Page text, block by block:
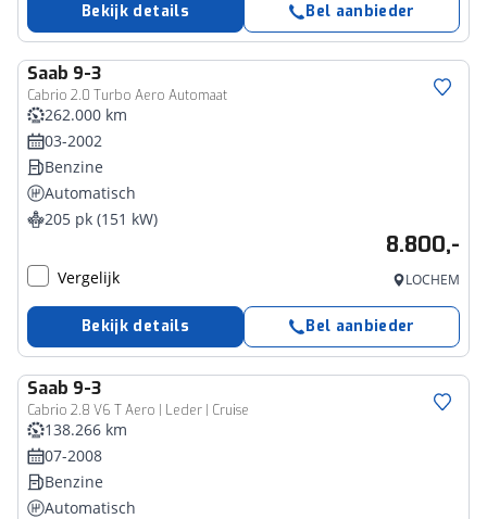
Bekijk details Bel aanbieder
Saab 9-3
Cabrio 2.0 Turbo Aero Automaat
262.000 km
03-2002
Benzine
Automatisch
205 pk (151 kW)
8.800,-
Vergelijk LOCHEM
Bekijk details Bel aanbieder
Saab 9-3
Cabrio 2.8 V6 T Aero | Leder | Cruise
138.266 km
07-2008
Benzine
Automatisch